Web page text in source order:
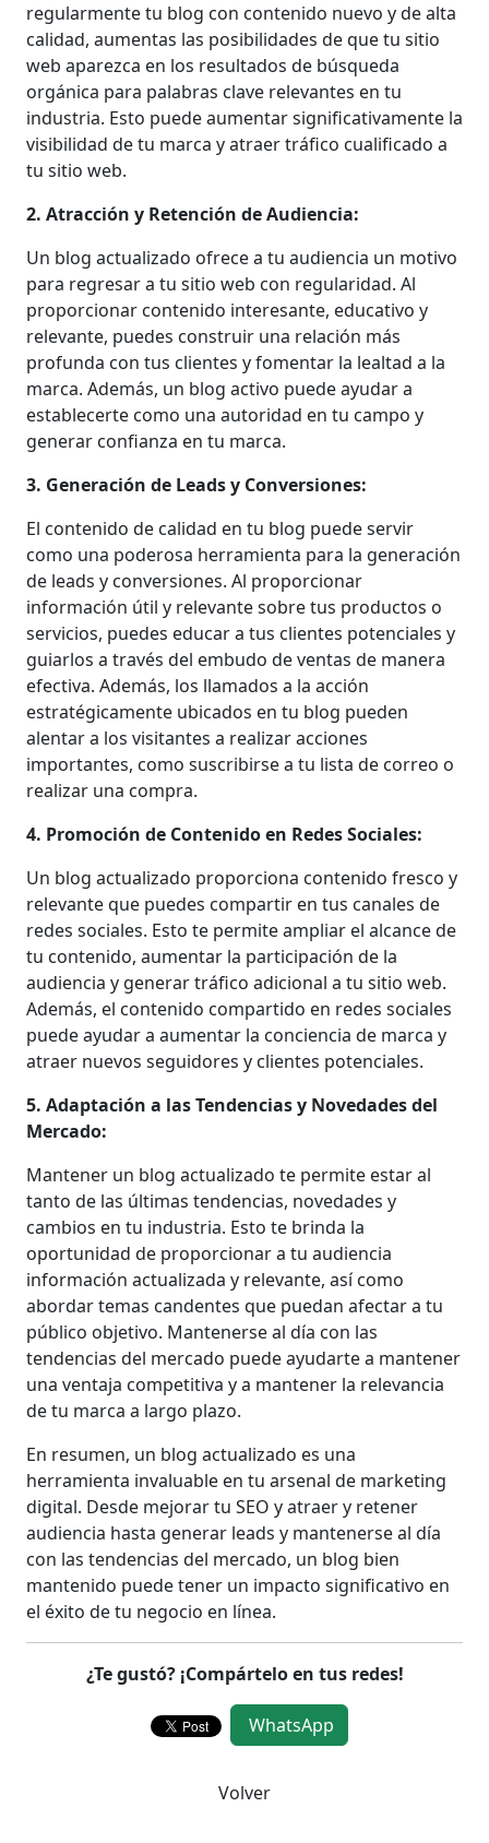
regularmente tu blog con contenido nuevo y de alta
calidad, aumentas las posibilidades de que tu sitio
web aparezca en los resultados de búsqueda
orgánica para palabras clave relevantes en tu
industria. Esto puede aumentar significativamente la
visibilidad de tu marca y atraer tráfico cualificado a
tu sitio web.
2. Atracción y Retención de Audiencia:
Un blog actualizado ofrece a tu audiencia un motivo
para regresar a tu sitio web con regularidad. Al
proporcionar contenido interesante, educativo y
relevante, puedes construir una relación más
profunda con tus clientes y fomentar la lealtad a la
marca. Además, un blog activo puede ayudar a
establecerte como una autoridad en tu campo y
generar confianza en tu marca.
3. Generación de Leads y Conversiones:
El contenido de calidad en tu blog puede servir
como una poderosa herramienta para la generación
de leads y conversiones. Al proporcionar
información útil y relevante sobre tus productos o
servicios, puedes educar a tus clientes potenciales y
guiarlos a través del embudo de ventas de manera
efectiva. Además, los llamados a la acción
estratégicamente ubicados en tu blog pueden
alentar a los visitantes a realizar acciones
importantes, como suscribirse a tu lista de correo o
realizar una compra.
4. Promoción de Contenido en Redes Sociales:
Un blog actualizado proporciona contenido fresco y
relevante que puedes compartir en tus canales de
redes sociales. Esto te permite ampliar el alcance de
tu contenido, aumentar la participación de la
audiencia y generar tráfico adicional a tu sitio web.
Además, el contenido compartido en redes sociales
puede ayudar a aumentar la conciencia de marca y
atraer nuevos seguidores y clientes potenciales.
5. Adaptación a las Tendencias y Novedades del
Mercado:
Mantener un blog actualizado te permite estar al
tanto de las últimas tendencias, novedades y
cambios en tu industria. Esto te brinda la
oportunidad de proporcionar a tu audiencia
información actualizada y relevante, así como
abordar temas candentes que puedan afectar a tu
público objetivo. Mantenerse al día con las
tendencias del mercado puede ayudarte a mantener
una ventaja competitiva y a mantener la relevancia
de tu marca a largo plazo.
En resumen, un blog actualizado es una
herramienta invaluable en tu arsenal de marketing
digital. Desde mejorar tu SEO y atraer y retener
audiencia hasta generar leads y mantenerse al día
con las tendencias del mercado, un blog bien
mantenido puede tener un impacto significativo en
el éxito de tu negocio en línea.
¿Te gustó? ¡Compártelo en tus redes!
WhatsApp
Volver